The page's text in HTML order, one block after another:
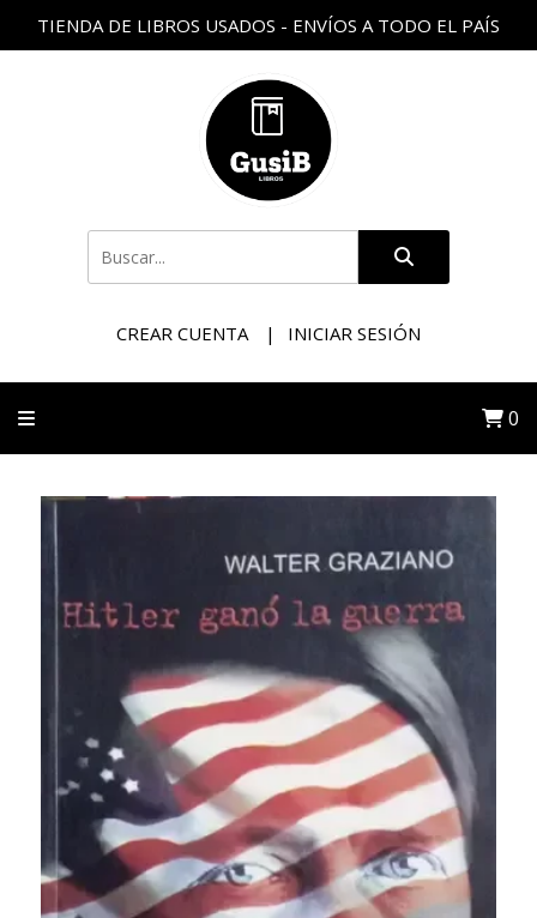
TIENDA DE LIBROS USADOS - ENVÍOS A TODO EL PAÍS
CREAR CUENTA INICIAR SESIÓN
0